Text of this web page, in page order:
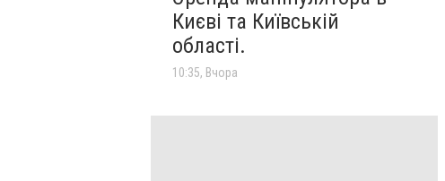
Києві та Київській
області.
10:35, Вчора